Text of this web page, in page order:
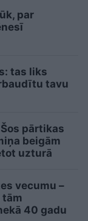
par
tas liks
tavu
pārtikas
beigām
uzturā
vecumu –
tām
40 gadu